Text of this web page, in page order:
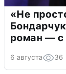
«Не
роман — с
6 августа 36